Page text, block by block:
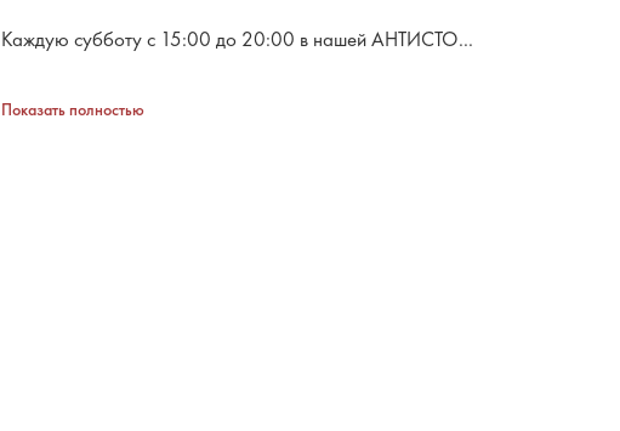
Каждую субботу с 15:00 до 20:00 в нашей АНТИСТО...
Показать полностью